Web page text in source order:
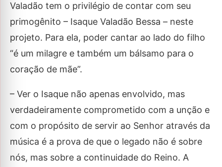
Valadão tem o privilégio de contar com seu
primogênito – Isaque Valadão Bessa – neste
projeto. Para ela, poder cantar ao lado do filho
“é um milagre e também um bálsamo para o
coração de mãe”.
– Ver o Isaque não apenas envolvido, mas
verdadeiramente comprometido com a unção e
com o propósito de servir ao Senhor através da
música é a prova de que o legado não é sobre
nós, mas sobre a continuidade do Reino. A